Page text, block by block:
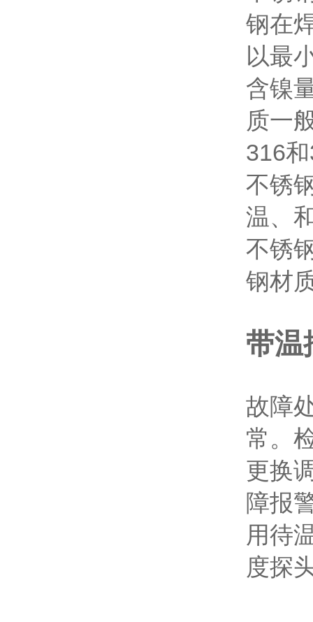
钢在
以最
含镍
质一
316
不锈
温、
不锈
钢材
带温
故障
常。
更换
障报
用待
度探